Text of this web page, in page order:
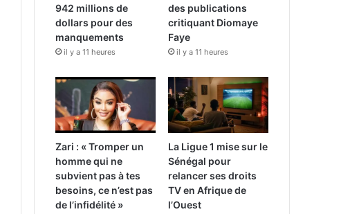
942 millions de
dollars pour des
manquements
il y a 11 heures
des publications
critiquant Diomaye
Faye
il y a 11 heures
Zari : « Tromper un
homme qui ne
subvient pas à tes
besoins, ce n’est pas
de l’infidélité »
La Ligue 1 mise sur le
Sénégal pour
relancer ses droits
TV en Afrique de
l’Ouest